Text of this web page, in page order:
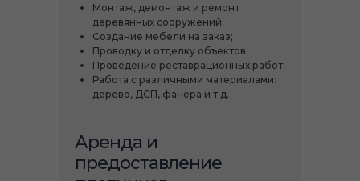
Монтаж, демонтаж и ремонт
деревянных сооружений;
Создание мебели на заказ;
Проводку и отделку объектов;
Проведение реставрационных работ;
Работа с различными материалами:
дерево, ДСП, фанера и т.д.
Аренда и
предоставление